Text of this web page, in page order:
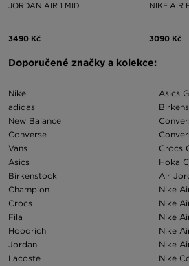
JORDAN AIR 1 MID
3490 Kč
NIKE AIR
3090 Kč
Doporučené značky a kolekce:
Nike
adidas
New Balance
Converse
Vans
Asics
Birkenstock
Champion
Crocs
Fila
Hoodrich
Jordan
Lacoste
Asics
Crocs
Hoka
Air
Nike
Nike
Nike
Nike
Nike
Nike